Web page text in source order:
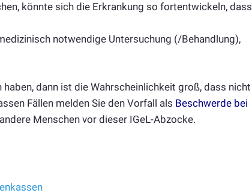
könnte sich die Erkrankung so fortentwickeln, dass
notwendige Untersuchung (/Behandlung),
dann ist die Wahrscheinlichkeit groß, dass nicht
Fällen melden Sie den Vorfall als Beschwerde bei
Menschen vor dieser IGeL-Abzocke.